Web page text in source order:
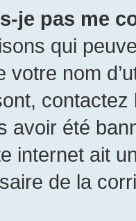
je pas me
qui
votre nom
avoir été
internet ait
de la